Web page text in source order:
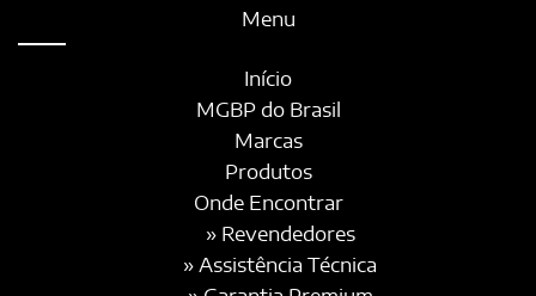
Menu
Início
MGBP do Brasil
Marcas
Produtos
Onde Encontrar
» Revendedores
» Assistência Técnica